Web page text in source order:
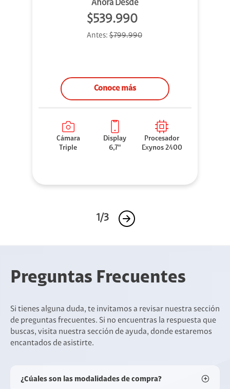
Ahora Desde
$539.990
Antes:$799.990
Conoce más
Cámara
Triple
Display
6,7"
Procesador
Exynos 2400
1/3
Preguntas Frecuentes
Si tienes alguna duda, te invitamos a revisar nuestra sección
de preguntas frecuentes. Si no encuentras la respuesta que
buscas, visita nuestra sección de ayuda, donde estaremos
encantados de asistirte.
¿Cúales son las modalidades de compra?